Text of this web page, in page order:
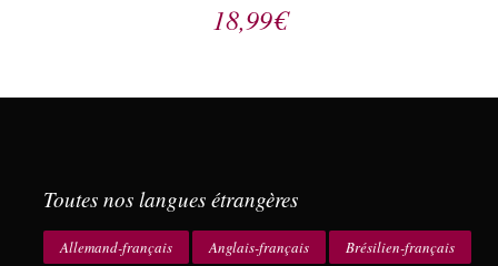
18,99€
Toutes nos langues étrangères
Allemand-français Anglais-français
Brésilien-français